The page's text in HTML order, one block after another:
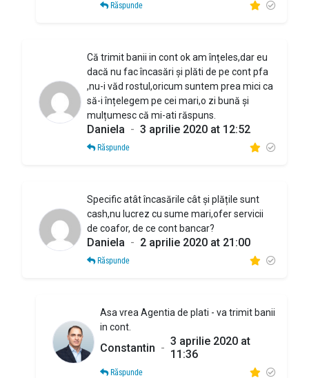
Răspunde
Că trimit banii in cont ok am înțeles,dar eu
dacă nu fac încasări și plăti de pe cont pfa
,nu-i văd rostul,oricum suntem prea mici ca
să-i înțelegem pe cei mari,o zi bună și
mulțumesc că mi-ati răspuns.
Daniela - 3 aprilie 2020 at 12:52
Răspunde
Specific atât încasările cât și plățile sunt
cash,nu lucrez cu sume mari,ofer servicii
de coafor, de ce cont bancar?
Daniela - 2 aprilie 2020 at 21:00
Răspunde
Asa vrea Agentia de plati - va trimit banii
in cont.
Constantin - 3 aprilie 2020 at
11:36
Răspunde